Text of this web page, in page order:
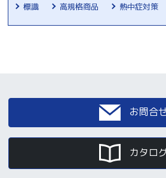
標識
高規格商品 熱中症対策
お問合
カタロ